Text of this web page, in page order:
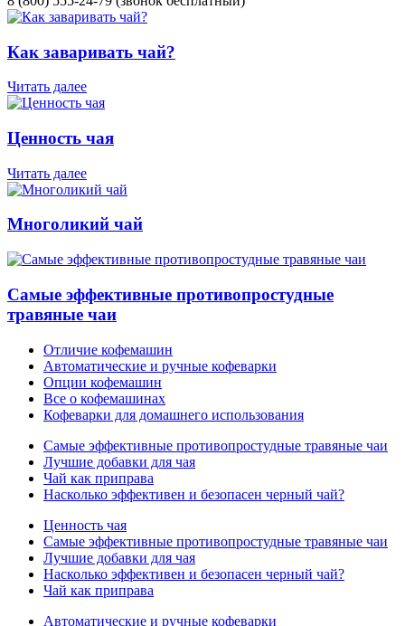
Как заваривать чай?
Читать далее
Ценность чая
Читать далее
Многоликий чай
Самые эффективные противопростудные
травяные чаи
Отличие кофемашин
Автоматические и ручные кофеварки
Опции кофемашин
Все о кофемашинах
Кофеварки для домашнего использования
Самые эффективные противопростудные травяные чаи
Лучшие добавки для чая
Чай как приправа
Насколько эффективен и безопасен черный чай?
Ценность чая
Самые эффективные противопростудные травяные чаи
Лучшие добавки для чая
Насколько эффективен и безопасен черный чай?
Чай как приправа
Автоматические и ручные кофеварки